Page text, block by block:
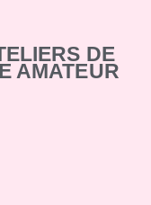
DE
AMATEUR